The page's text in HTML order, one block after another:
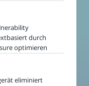
durch
optimieren
eliminiert